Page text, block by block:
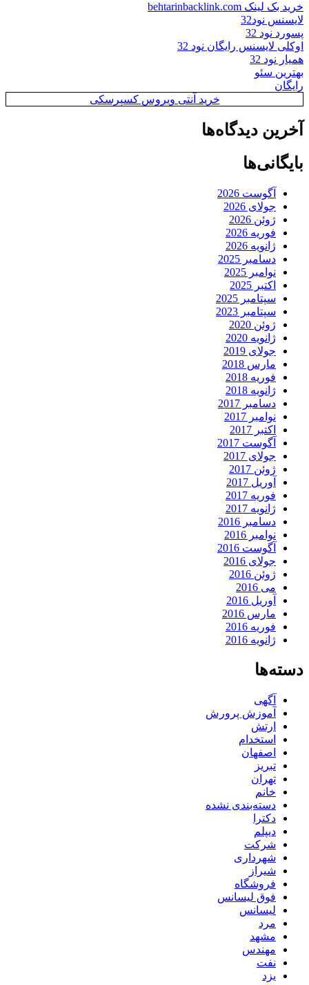
خرید بک لینک behtarinbacklink.com
لایسنس نود32
پسورد نود 32
اوکلی لایسنس رایگان نود 32
همیار نود 32
بهترین سئو
رایگان
خرید آنتی ویروس کسپرسکی
آخرین دیدگاه‌ها
بایگانی‌ها
آگوست 2026
جولای 2026
ژوئن 2026
فوریه 2026
ژانویه 2026
دسامبر 2025
نوامبر 2025
اکتبر 2025
سپتامبر 2025
سپتامبر 2023
ژوئن 2020
ژانویه 2020
جولای 2019
مارس 2018
فوریه 2018
ژانویه 2018
دسامبر 2017
نوامبر 2017
اکتبر 2017
آگوست 2017
جولای 2017
ژوئن 2017
آوریل 2017
فوریه 2017
ژانویه 2017
دسامبر 2016
نوامبر 2016
آگوست 2016
جولای 2016
ژوئن 2016
می 2016
آوریل 2016
مارس 2016
فوریه 2016
ژانویه 2016
دسته‌ها
آگهی
آموزش پرورش
ارتش
استخدام
اصفهان
تبریز
تهران
خانم
دسته‌بندی نشده
دکترا
دیپلم
شرکت
شهرداری
شیراز
فروشگاه
فوق لیسانس
لیسانس
مرد
مشهد
مهندس
نفت
یزد